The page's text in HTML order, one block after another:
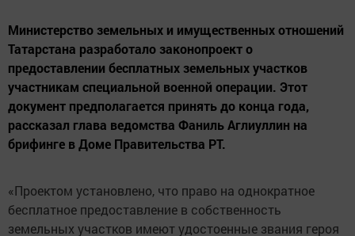
Министерство земельных и имущественных отношений
Татарстана разработало законопроект о
предоставлении бесплатных земельных участков
участникам специальной военной операции. Этот
документ предполагается принять до конца года,
рассказал глава ведомства Фаниль Аглиуллин на
брифинге в Доме Правительства РТ.
«Проектом установлено, что право на однократное
бесплатное предоставление в собственность
земельных участков имеют удостоенные звания героя